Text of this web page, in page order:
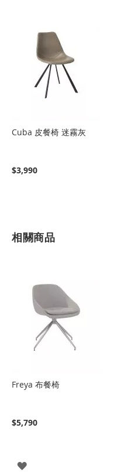
Cuba 皮餐椅 迷霧灰
$3,990
相關商品
Freya 布餐椅
$5,790
登